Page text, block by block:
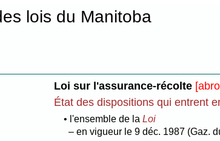
lois du Manitoba
Loi sur l'assurance-récolte
État des dispositions qui entrent
• l'ensemble de la Loi
– en vigueur le 9 déc. 1987 (Gaz.